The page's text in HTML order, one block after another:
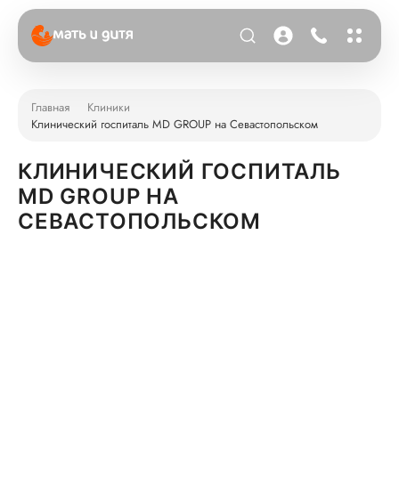
Главная
Клиники
Клинический госпиталь MD GROUP на Севастопольском
КЛИНИЧЕСКИЙ ГОСПИТАЛЬ
MD GROUP НА
СЕВАСТОПОЛЬСКОМ